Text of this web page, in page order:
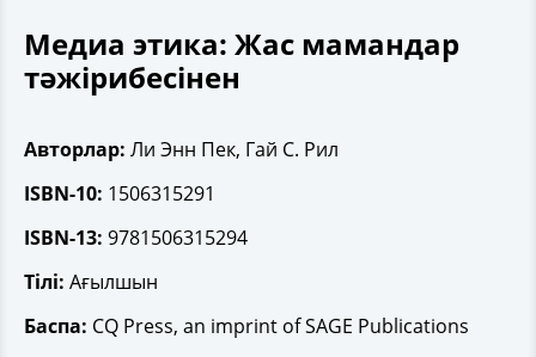
Медиа этика: Жас мамандар
тәжірибесінен
Авторлар: Ли Энн Пек, Гай С. Рил
ISBN-10: 1506315291
ISBN-13: 9781506315294
Тілі: Ағылшын
Баспа: CQ Press, an imprint of SAGE Publications